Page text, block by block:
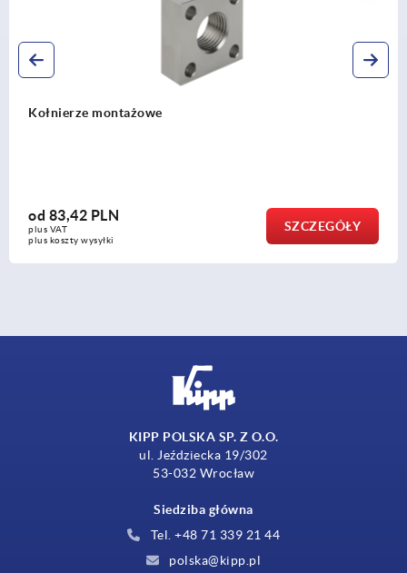
Kołnierze montażowe
od 83,42 PLN
plus VAT
plus koszty wysyłki
SZCZEGÓŁY
KIPP POLSKA SP. Z O.O.
ul. Jeździecka 19/302
53-032 Wrocław
Siedziba główna
Tel. +48 71 339 21 44
polska@kipp.pl